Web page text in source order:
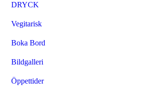
DRYCK
Vegitarisk
Boka Bord
Bildgalleri
Öppettider